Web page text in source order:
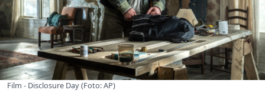
Film - Disclosure Day (Foto: AP)